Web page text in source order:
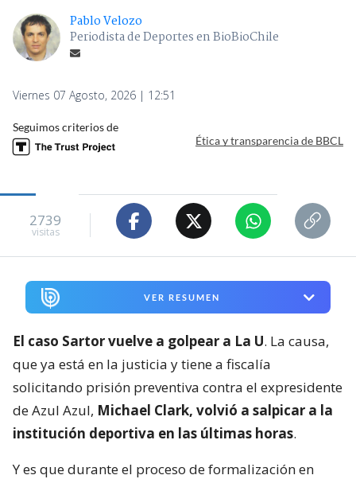
Pablo Velozo
Periodista de Deportes en BioBioChile
Viernes 07 Agosto, 2026 | 12:51
Seguimos criterios de
Ética y transparencia de BBCL
2739
visitas
VER RESUMEN
El caso Sartor vuelve a golpear a La U. La causa,
que ya está en la justicia y tiene a fiscalía
solicitando prisión preventiva contra el expresidente
de Azul Azul, Michael Clark, volvió a salpicar a la
institución deportiva en las últimas horas.
Y es que durante el proceso de formalización en